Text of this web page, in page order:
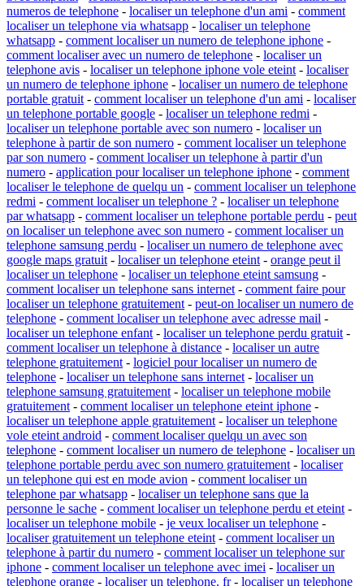
numeros de telephone - localiser un telephone d'un ami - comment
localiser un telephone via whatsapp - localiser un telephone
whatsapp - comment localiser un numero de telephone iphone -
comment localiser avec un numero de telephone - localiser un
telephone avis - localiser un telephone iphone vole eteint - localiser
un numero de telephone iphone - localiser un numero de telephone
portable gratuit - comment localiser un telephone d'un ami - localiser
un telephone portable google - localiser un telephone redmi -
localiser un telephone portable avec son numero - localiser un
telephone à partir de son numero - comment localiser un telephone
par son numero - comment localiser un telephone à partir d'un
numero - application pour localiser un telephone iphone - comment
localiser le telephone de quelqu un - comment localiser un telephone
redmi - comment localiser un telephone ? - localiser un telephone
par whatsapp - comment localiser un telephone portable perdu - peut
on localiser un telephone avec son numero - comment localiser un
telephone samsung perdu - localiser un numero de telephone avec
google maps gratuit - localiser un telephone eteint - orange peut il
localiser un telephone - localiser un telephone eteint samsung -
comment localiser un telephone sans internet - comment faire pour
localiser un telephone gratuitement - peut-on localiser un numero de
telephone - comment localiser un telephone avec adresse mail -
localiser un telephone enfant - localiser un telephone perdu gratuit -
comment localiser un telephone à distance - localiser un autre
telephone gratuitement - logiciel pour localiser un numero de
telephone - localiser un telephone sans internet - localiser un
telephone samsung gratuitement - localiser un telephone mobile
gratuitement - comment localiser un telephone eteint iphone -
localiser un telephone apple gratuitement - localiser un telephone
vole eteint android - comment localiser quelqu un avec son
telephone - comment localiser un numero de telephone - localiser un
telephone portable perdu avec son numero gratuitement - localiser
un telephone qui est en mode avion - comment localiser un
telephone par whatsapp - localiser un telephone sans que la
personne le sache - comment localiser un telephone perdu et eteint -
localiser un telephone mobile - je veux localiser un telephone -
localiser gratuitement un telephone eteint - comment localiser un
telephone à partir du numero - comment localiser un telephone sur
iphone - comment localiser un telephone avec imei - localiser un
telephone orange - localiser un telephone. fr- localiser un telephone